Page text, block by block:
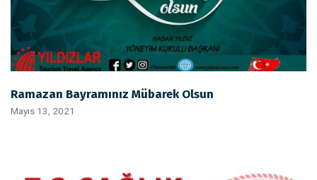
Ramazan Bayramınız Mübarek Olsun
Mayıs 13, 2021